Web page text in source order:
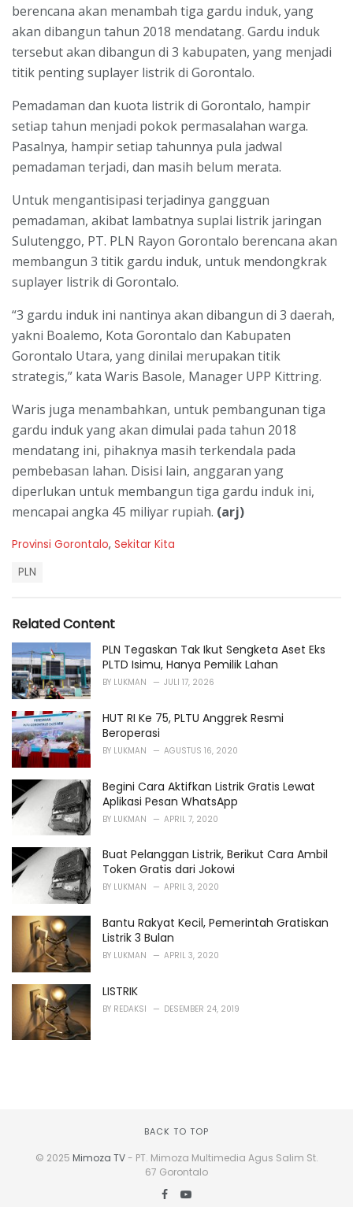
berencana akan menambah tiga gardu induk, yang
akan dibangun tahun 2018 mendatang. Gardu induk
tersebut akan dibangun di 3 kabupaten, yang menjadi
titik penting suplayer listrik di Gorontalo.
Pemadaman dan kuota listrik di Gorontalo, hampir
setiap tahun menjadi pokok permasalahan warga.
Pasalnya, hampir setiap tahunnya pula jadwal
pemadaman terjadi, dan masih belum merata.
Untuk mengantisipasi terjadinya gangguan
pemadaman, akibat lambatnya suplai listrik jaringan
Sulutenggo, PT. PLN Rayon Gorontalo berencana akan
membangun 3 titik gardu induk, untuk mendongkrak
suplayer listrik di Gorontalo.
“3 gardu induk ini nantinya akan dibangun di 3 daerah,
yakni Boalemo, Kota Gorontalo dan Kabupaten
Gorontalo Utara, yang dinilai merupakan titik
strategis,” kata Waris Basole, Manager UPP Kittring.
Waris juga menambahkan, untuk pembangunan tiga
gardu induk yang akan dimulai pada tahun 2018
mendatang ini, pihaknya masih terkendala pada
pembebasan lahan. Disisi lain, anggaran yang
diperlukan untuk membangun tiga gardu induk ini,
mencapai angka 45 miliyar rupiah. (arj)
C
r
i
e
s
:
Provinsi Gorontalo, Sekitar Kita
:
PLN
Related Content
PLN Tegaskan Tak Ikut Sengketa Aset Eks
PLTD Isimu, Hanya Pemilik Lahan
BY LUKMAN JULI 17, 2026
HUT RI Ke 75, PLTU Anggrek Resmi
Beroperasi
BY LUKMAN AGUSTUS 16, 2020
Begini Cara Aktifkan Listrik Gratis Lewat
Aplikasi Pesan WhatsApp
BY LUKMAN APRIL 7, 2020
Buat Pelanggan Listrik, Berikut Cara Ambil
Token Gratis dari Jokowi
BY LUKMAN APRIL 3, 2020
Bantu Rakyat Kecil, Pemerintah Gratiskan
Listrik 3 Bulan
BY LUKMAN APRIL 3, 2020
LISTRIK
BY REDAKSI DESEMBER 24, 2019
BACK TO TOP
© 2025 Mimoza TV- PT. Mimoza Multimedia Agus Salim St.
67 Gorontalo